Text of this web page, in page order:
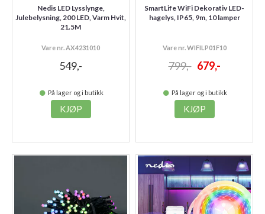
Nedis LED Lysslynge,
Julebelysning, 200 LED, Varm Hvit,
21.5M
Vare nr. AX4231010
549,-
På lager og i butikk
KJØP
SmartLife WiFi Dekorativ LED-
hagelys, IP65, 9m, 10 lamper
Vare nr. WIFILP01F10
799,- 679,-
På lager og i butikk
KJØP